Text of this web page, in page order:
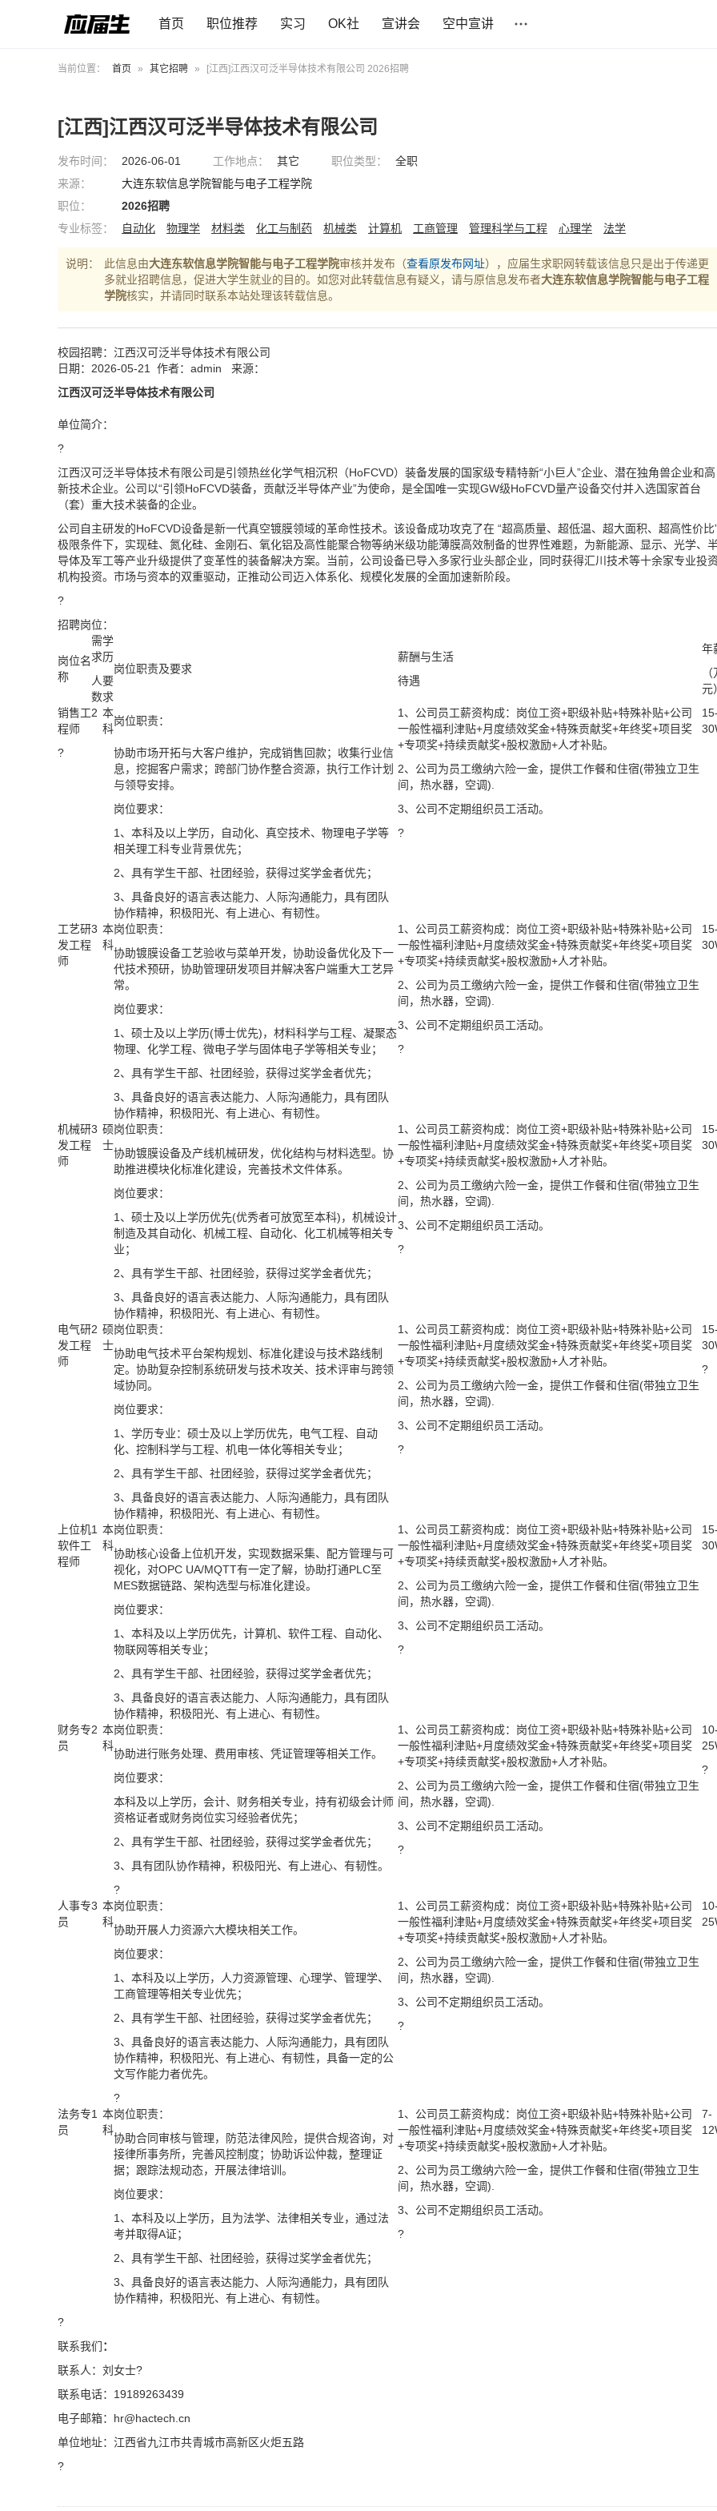
首页 职位推荐 实习 OK社 宣讲会 空中宣讲
当前位置： 首页 » 其它招聘 » [江西]江西汉可泛半导体技术有限公司 2026招聘
[江西]江西汉可泛半导体技术有限公司
发布时间： 2026-06-01 工作地点： 其它 职位类型：
全职
来源：
大连东软信息学院智能与电子工程学院
职位：
2026招聘
专业标签：
自动化 物理学 材料类 化工与制药 机械类 计算机 工商管理 管理科学与工程 心理学 法学
说明： 此信息由大连东软信息学院智能与电子工程学院审核并发布（查看原发布网址），应届生求职网转载该信息只是出于传递更
多就业招聘信息，促进大学生就业的目的。如您对此转载信息有疑义，请与原信息发布者大连东软信息学院智能与电子工程
学院核实，并请同时联系本站处理该转载信息。
校园招聘：江西汉可泛半导体技术有限公司
日期：2026-05-21 作者：admin 来源：
江西汉可泛半导体技术有限公司
单位简介：
?
江西汉可泛半导体技术有限公司是引领热丝化学气相沉积（HoFCVD）装备发展的国家级专精特新“小巨人”企业、潜在独角兽企业和高
新技术企业。公司以“引领HoFCVD装备，贡献泛半导体产业”为使命，是全国唯一实现GW级HoFCVD量产设备交付并入选国家首台
（套）重大技术装备的企业。
公司自主研发的HoFCVD设备是新一代真空镀膜领域的革命性技术。该设备成功攻克了在 “超高质量、超低温、超大面积、超高性价比
极限条件下，实现硅、氮化硅、金刚石、氧化铝及高性能聚合物等纳米级功能薄膜高效制备的世界性难题，为新能源、显示、光学、
导体及军工等产业升级提供了变革性的装备解决方案。当前，公司设备已导入多家行业头部企业，同时获得汇川技术等十余家专业投资
机构投资。市场与资本的双重驱动，正推动公司迈入体系化、规模化发展的全面加速新阶段。
?
招聘岗位：
岗位名
称
需
求
人
数
学
历
要
求
岗位职责及要求
薪酬与生活
待遇
年
元）
销售工
程师
?
2 本
科
岗位职责：
协助市场开拓与大客户维护，完成销售回款；收集行业信
息，挖掘客户需求；跨部门协作整合资源，执行工作计划
与领导安排。
岗位要求：
1、 本科及以上学历，自动化、真空技术、物理电子学等
相关理工科专业背景优先；
2、 具有学生干部、社团经验，获得过奖学金者优先；
3、 具备良好的语言表达能力、人际沟通能力，具有团队
协作精神， 积极阳光、有上进心、有韧性。
1、公司员工薪资构成：岗位工资+职级补贴+特殊补贴+公司
一般性福利津贴+月度绩效奖金+特殊贡献奖+年终奖+项目奖
+专项奖+持续贡献奖+股权激励+人才补贴。
2、公司为员工缴纳六险一金，提供工作餐和住宿(带独立卫生
间，热水器，空调).
3、公司不定期组织员工活动。
?
15-
工艺研
发工程
师
3 本
科
岗位职责：
协助镀膜设备工艺验收与菜单开发， 协助设备优化及下一
代技术预研， 协助管理研发项目并解决客户端重大工艺异
常。
岗位要求：
1、 硕士及以上学历(博士优先)，材料科学与工程、凝聚态
物理、化学工程、微电子学与固体电子学等相关专业；
2、具有学生干部、社团经验，获得过奖学金者优先；
3、具备良好的语言表达能力、人际沟通能力，具有团队
协作精神， 积极阳光、有上进心、有韧性。
1、公司员工薪资构成：岗位工资+职级补贴+特殊补贴+公司
一般性福利津贴+月度绩效奖金+特殊贡献奖+年终奖+项目奖
+专项奖+持续贡献奖+股权激励+人才补贴。
2、公司为员工缴纳六险一金，提供工作餐和住宿(带独立卫生
间，热水器，空调).
3、公司不定期组织员工活动。
?
15-
机械研
发工程
师
3 硕
士
岗位职责：
协助镀膜设备及产线机械研发，优化结构与材料选型。 协
助推进模块化标准化建设，完善技术文件体系。
岗位要求：
1、硕士及以上学历优先(优秀者可放宽至本科)，机械设计
制造及其自动化、机械工程、自动化、化工机械等相关专
业；
2、具有学生干部、社团经验，获得过奖学金者优先；
3、具备良好的语言表达能力、人际沟通能力，具有团队
协作精神， 积极阳光、有上进心、有韧性。
1、公司员工薪资构成：岗位工资+职级补贴+特殊补贴+公司
一般性福利津贴+月度绩效奖金+特殊贡献奖+年终奖+项目奖
+专项奖+持续贡献奖+股权激励+人才补贴。
2、公司为员工缴纳六险一金，提供工作餐和住宿(带独立卫生
间，热水器，空调).
3、公司不定期组织员工活动。
?
15-
电气研
发工程
师
2 硕
士
岗位职责：
协助电气技术平台架构规划、标准化建设与技术路线制
定。协助复杂控制系统研发与技术攻关、技术评审与跨领
域协同。
岗位要求：
1、 学历专业：硕士及以上学历优先，电气工程、自动
化、控制科学与工程、机电一体化等相关专业；
2、 具有学生干部、社团经验，获得过奖学金者优先；
3、具备良好的语言表达能力、人际沟通能力，具有团队
协作精神， 积极阳光、有上进心、有韧性。
1、公司员工薪资构成：岗位工资+职级补贴+特殊补贴+公司
一般性福利津贴+月度绩效奖金+特殊贡献奖+年终奖+项目奖
+专项奖+持续贡献奖+股权激励+人才补贴。
2、公司为员工缴纳六险一金，提供工作餐和住宿(带独立卫生
间，热水器，空调).
3、公司不定期组织员工活动。
?
15-
?
上位机
软件工
程师
1 本
科
岗位职责：
协助核心设备上位机开发，实现数据采集、配方管理与可
视化，对OPC UA/MQTT有一定了解，协助打通PLC至
MES数据链路、架构选型与标准化建设。
岗位要求：
1、 本科及以上学历优先，计算机、软件工程、自动化、
物联网等相关专业；
2、具有学生干部、社团经验，获得过奖学金者优先；
3、具备良好的语言表达能力、人际沟通能力，具有团队
协作精神， 积极阳光、有上进心、有韧性。
1、公司员工薪资构成：岗位工资+职级补贴+特殊补贴+公司
一般性福利津贴+月度绩效奖金+特殊贡献奖+年终奖+项目奖
+专项奖+持续贡献奖+股权激励+人才补贴。
2、公司为员工缴纳六险一金，提供工作餐和住宿(带独立卫生
间，热水器，空调).
3、公司不定期组织员工活动。
?
15-
财务专
员
2 本
科
岗位职责：
协助进行账务处理、费用审核、凭证管理等相关工作。
岗位要求：
本科及以上学历， 会计、 财务相关专业，持有初级会计师
资格证者或财务岗位实习经验者优先；
2、具有学生干部、社团经验，获得过奖学金者优先；
3、具有团队协作精神， 积极阳光、有上进心、有韧性。
?
1、公司员工薪资构成：岗位工资+职级补贴+特殊补贴+公司
一般性福利津贴+月度绩效奖金+特殊贡献奖+年终奖+项目奖
+专项奖+持续贡献奖+股权激励+人才补贴。
2、公司为员工缴纳六险一金，提供工作餐和住宿(带独立卫生
间，热水器，空调).
3、公司不定期组织员工活动。
?
10-
?
人事专
员
3 本
科
岗位职责：
协助开展人力资源六大模块相关工作。
岗位要求：
1、本科及以上学历，人力资源管理、心理学、管理学、
工商管理等相关专业优先；
2、具有学生干部、社团经验，获得过奖学金者优先；
3、具备良好的语言表达能力、人际沟通能力，具有团队
协作精神， 积极阳光、有上进心、有韧性， 具备一定的公
文写作能力者优先。
?
1、公司员工薪资构成：岗位工资+职级补贴+特殊补贴+公司
一般性福利津贴+月度绩效奖金+特殊贡献奖+年终奖+项目奖
+专项奖+持续贡献奖+股权激励+人才补贴。
2、公司为员工缴纳六险一金，提供工作餐和住宿(带独立卫生
间，热水器，空调).
3、公司不定期组织员工活动。
?
10-
法务专
员
1 本
科
岗位职责：
协助合同审核与管理，防范法律风险， 提供合规咨询，对
接律所事务所，完善风控制度；协助诉讼仲裁，整理证
据；跟踪法规动态，开展法律培训。
岗位要求：
1、本科及以上学历，且为法学、法律相关专业，通过法
考并取得A证；
2、具有学生干部、社团经验，获得过奖学金者优先；
3、具备良好的语言表达能力、人际沟通能力，具有团队
协作精神， 积极阳光、有上进心、有韧性。
1、公司员工薪资构成：岗位工资+职级补贴+特殊补贴+公司
一般性福利津贴+月度绩效奖金+特殊贡献奖+年终奖+项目奖
+专项奖+持续贡献奖+股权激励+人才补贴。
2、公司为员工缴纳六险一金，提供工作餐和住宿(带独立卫生
间，热水器，空调).
3、公司不定期组织员工活动。
?
7-
?
联系我们 ：
联系人：刘女士?
联系电话：19189263439
电子邮箱： hr@hactech.cn
单位地址：江西省九江市共青城市高新区火炬五路
?